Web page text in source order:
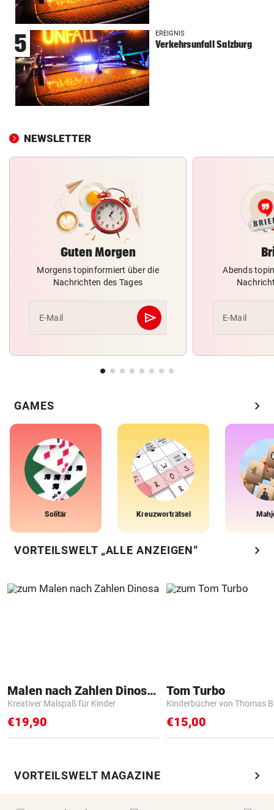
5 EREIGNIS
Verkehrsunfall Salzburg
NEWSLETTER
Guten Morgen
Morgens topinformiert über die
Nachrichten des Tages
E-Mail send
Abschicken
Abends
E-Mail
GAMES chevron_right
Solitär Kreuzworträtsel
VORTEILSWELT „ALLE ANZEIGEN“ chevron_right
Malen nach Zahlen Dinosaurier
Kreativer Malspaß für Kinder
€19,90
Tom Turbo
Kinderbücher von Thomas
€15,00
VORTEILSWELT MAGAZINE chevron_right